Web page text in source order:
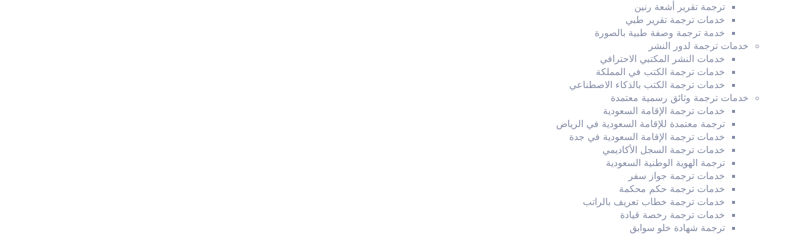
ترجمة تقرير أشعة رنين
خدمات ترجمة تقرير طبي
خدمة ترجمة وصفة طبية بالصورة
خدمات ترجمة لدور النشر
خدمات النشر المكتبي الاحترافي
خدمات ترجمة الكتب في المملكة
خدمات ترجمة الكتب بالذكاء الاصطناعي
خدمات ترجمة وثائق رسمية معتمدة
خدمات ترجمة الإقامة السعودية
ترجمة معتمدة للإقامة السعودية في الرياض
خدمات ترجمة الإقامة السعودية في جدة
خدمات ترجمة السجل الأكاديمي
ترجمة الهوية الوطنية السعودية
خدمات ترجمة جواز سفر
خدمات ترجمة حكم محكمة
خدمات ترجمة خطاب تعريف بالراتب
خدمات ترجمة رخصة قيادة
ترجمة شهادة خلو سوابق